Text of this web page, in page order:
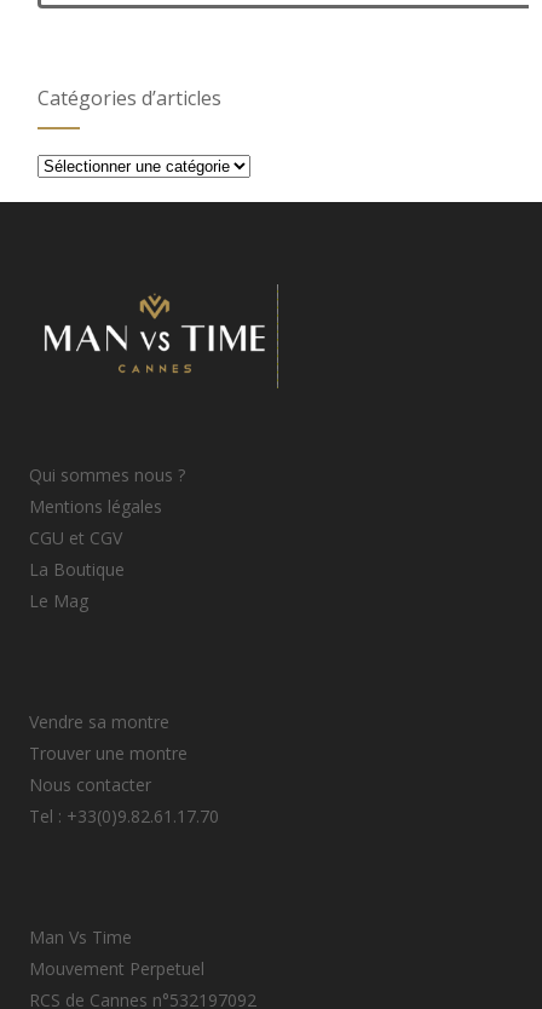
Catégories d’articles
Catégories
Qui sommes nous ?
Mentions légales
CGU et CGV
La Boutique
Le Mag
Vendre sa montre
Trouver une montre
Nous contacter
Tel : +33(0)9.82.61.17.70
Man Vs Time
Mouvement Perpetuel
RCS de Cannes n°532197092